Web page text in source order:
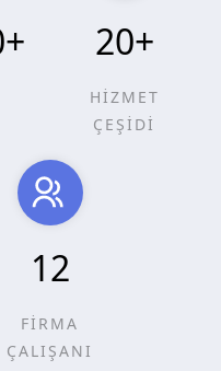
+ 20+
HİZMET
ÇEŞİDİ
12
FİRMA
ÇALIŞANI